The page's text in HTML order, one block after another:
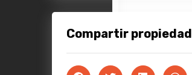
Compartir propiedad